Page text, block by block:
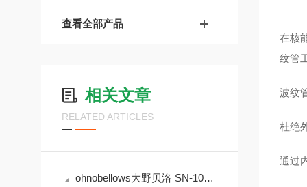
查看全部产品
相关文章
RELATED ARTICLES
ohnobellows大野贝洛 SN-10A-BW-250A-16-EP 手动阀
在核
纹管
波纹
杜绝
通过